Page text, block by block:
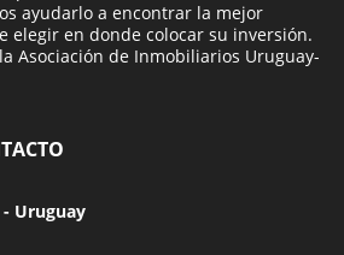
ayudarlo a encontrar la mejor
elegir en donde colocar su inversión.
Asociación de Inmobiliarios Uruguay-
Uruguay